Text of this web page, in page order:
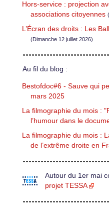
Hors-service : projection
associations citoyennes
L’Écran des droits : Les
(Dimanche 12 juillet 2026)
Au fil du blog :
Bestofdoc#6 - Sauve qui
mars 2025
La filmographie du mois :
l’humour dans le
La filmographie du mois :
de l’extrême droite en
Autour du 1er mai
projet TESSA